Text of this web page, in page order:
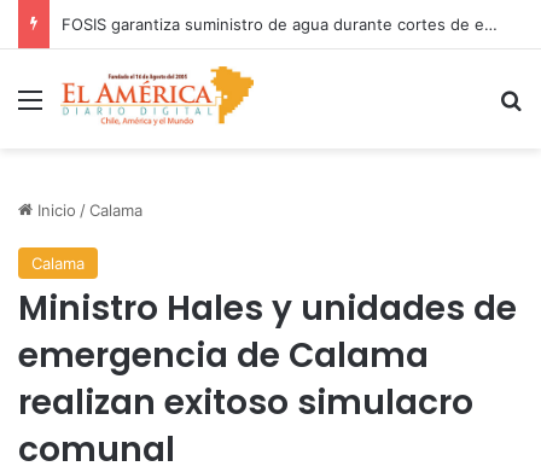
FOSIS garantiza suministro de agua durante cortes de energía a más de 900 vecinos de Antofagasta
Menú
Inicio /Calama
Calama
Ministro Hales y unidades de
emergencia de Calama
realizan exitoso simulacro
comunal